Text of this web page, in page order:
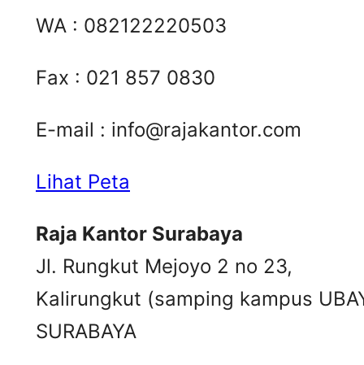
WA : 082122220503
Fax : 021 857 0830
E-mail : info@rajakantor.com
Lihat Peta
Raja Kantor Surabaya
Jl. Rungkut Mejoyo 2 no 23,
Kalirungkut (samping kampus
SURABAYA